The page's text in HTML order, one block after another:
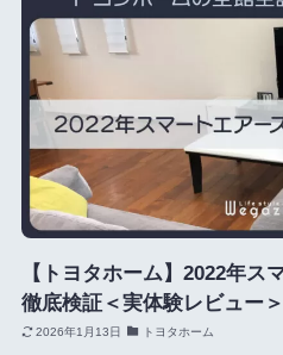
【トヨタホーム】2022年ス
徹底検証＜実体験レビュー＞
2026年1月13日 トヨタホーム